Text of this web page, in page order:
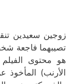
زوجين سعيدين
تصيبهما فاجعة
الأرنب) المأخوذ